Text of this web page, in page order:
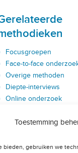
Toestemming
bieden, gebruiken we
Focusgroepen
Face-to-face
Overige methoden
Diepte-interviews
Online onderzoek